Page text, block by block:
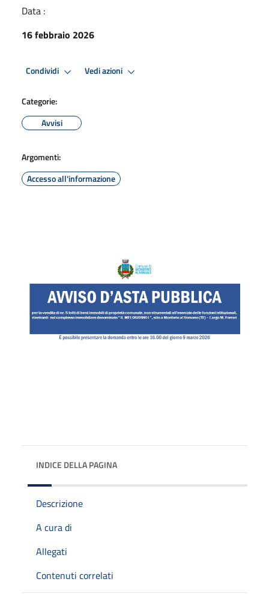
Data :
16 febbraio 2026
Condividi Vedi azioni
Categorie:
Avvisi
Argomenti:
Accesso all'informazione
INDICE DELLA PAGINA
Descrizione
A cura di
Allegati
Contenuti correlati